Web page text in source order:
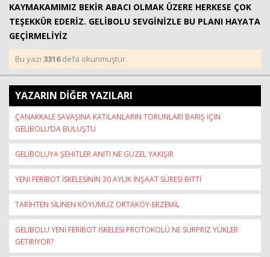
KAYMAKAMIMIZ BEKİR ABACI OLMAK ÜZERE HERKESE ÇOK
TEŞEKKÜR EDERİZ. GELİBOLU SEVGİNİZLE BU PLANI HAYATA
GEÇİRMELİYİZ
Bu yazı 3316defa okunmuştur.
YAZARIN DİĞER YAZILARI
ÇANAKKALE SAVAŞINA KATILANLARIN TORUNLARI BARIŞ İÇİN
GELİBOLU’DA BULUŞTU
GELİBOLUYA ŞEHİTLER ANITI NE GÜZEL YAKIŞIR
YENİ FERİBOT İSKELESİNİN 30 AYLIK İNŞAAT SÜRESİ BİTTİ
TARİHTEN SİLİNEN KÖYÜMÜZ ORTAKÖY-EKZEMİL
GELİBOLU YENİ FERİBOT İSKELESİ PROTOKOLÜ NE SÜRPRİZ YÜKLER
GETİRİYOR?